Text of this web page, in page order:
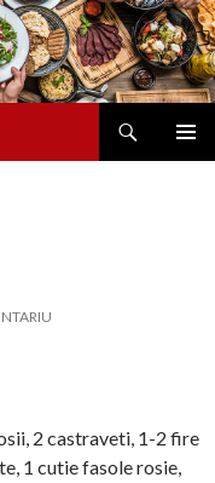
2 castraveti, 1-2 fire
1 cutie fasole rosie,